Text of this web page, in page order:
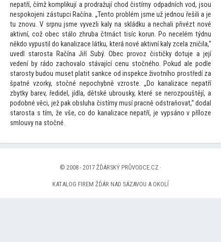
nepatří, čímž komplikují a prodražují chod čistírny odpadních vod, jsou
nespokojeni zástupci Račína. „Tento problém jsme už jednou řešili a je
tu znovu. V srpnu jsme vyvezli kaly na skládku a nechali přivézt nové
aktivní, což obec stálo zhruba čtrnáct tisíc korun. Po necelém týdnu
někdo vypustil do kanalizace látku, která nové aktivní kaly zcela zničila,“
uvedl starosta Račína Jiří Subý. Obec provoz čističky dotuje a její
vedení by rádo zachovalo stávající cenu stočného. Pokud ale podle
starosty budou muset platit sankce od inspekce životního prostředí za
špatné vzorky, stočné nepochybně vzroste. „Do kanalizace nepatří
zbytky barev, ředidel, jídla, dětské ubrousky, které se nerozpouštějí, a
podobné věci, jež pak obsluha čistírny musí pracně odstraňovat,“ dodal
starosta s tím, že vše, co do kanalizace nepatří, je vypsáno v příloze
smlouvy na stočné.
© 2008 - 2017 ŽĎÁRSKÝ PRŮVODCE.CZ ·
KATALOG FIREM ŽĎÁR NAD SÁZAVOU A OKOLÍ